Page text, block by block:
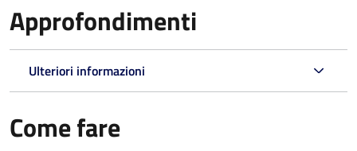
Approfondimenti
Ulteriori informazioni
Come fare